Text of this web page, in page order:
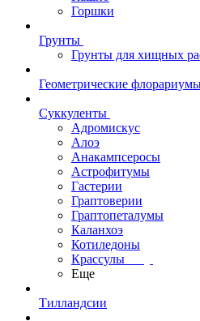
Горшки
Грунты
Грунты для хищных
Геометрические
Суккуленты
Адромискус
Алоэ
Анакампсеросы
Астрофитумы
Гастерии
Граптоверии
Граптопеталумы
Каланхоэ
Котиледоны
Крассулы
Еще
Тилландсии